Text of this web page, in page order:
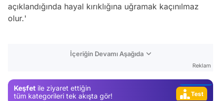
açıklandığında hayal kırıklığına uğramak kaçınılmaz
olur.'
İçeriğin Devamı Aşağıda
Reklam
Keşfet ile ziyaret ettiğin
tüm kategorileri tek akışta gör!
Video
Test